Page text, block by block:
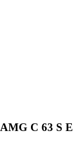
C 63 S E